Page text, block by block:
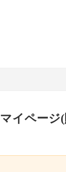
マイページ